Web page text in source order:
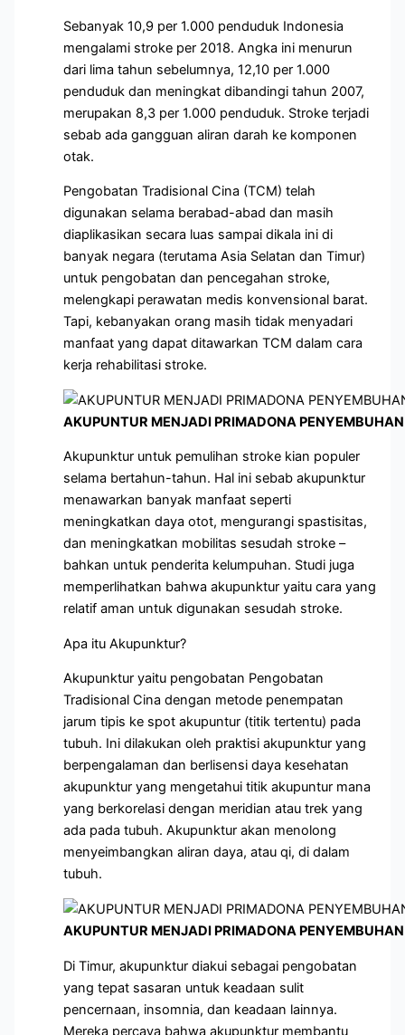
Sebanyak 10,9 per 1.000 penduduk Indonesia
mengalami stroke per 2018. Angka ini menurun
dari lima tahun sebelumnya, 12,10 per 1.000
penduduk dan meningkat dibandingi tahun 2007,
merupakan 8,3 per 1.000 penduduk. Stroke terjadi
sebab ada gangguan aliran darah ke komponen
otak.
Pengobatan Tradisional Cina (TCM) telah
digunakan selama berabad-abad dan masih
diaplikasikan secara luas sampai dikala ini di
banyak negara (terutama Asia Selatan dan Timur)
untuk pengobatan dan pencegahan stroke,
melengkapi perawatan medis konvensional barat.
Tapi, kebanyakan orang masih tidak menyadari
manfaat yang dapat ditawarkan TCM dalam cara
kerja rehabilitasi stroke.
AKUPUNTUR MENJADI PRIMADONA
Akupunktur untuk pemulihan stroke kian populer
selama bertahun-tahun. Hal ini sebab akupunktur
menawarkan banyak manfaat seperti
meningkatkan daya otot, mengurangi spastisitas,
dan meningkatkan mobilitas sesudah stroke –
bahkan untuk penderita kelumpuhan. Studi juga
memperlihatkan bahwa akupunktur yaitu cara yang
relatif aman untuk digunakan sesudah stroke.
Apa itu Akupunktur?
Akupunktur yaitu pengobatan Pengobatan
Tradisional Cina dengan metode penempatan
jarum tipis ke spot akupuntur (titik tertentu) pada
tubuh. Ini dilakukan oleh praktisi akupunktur yang
berpengalaman dan berlisensi daya kesehatan
akupunktur yang mengetahui titik akupuntur mana
yang berkorelasi dengan meridian atau trek yang
ada pada tubuh. Akupunktur akan menolong
menyeimbangkan aliran daya, atau qi, di dalam
tubuh.
AKUPUNTUR MENJADI PRIMADONA
Di Timur, akupunktur diakui sebagai pengobatan
yang tepat sasaran untuk keadaan sulit
pencernaan, insomnia, dan keadaan lainnya.
Mereka percaya bahwa akupunktur membantu